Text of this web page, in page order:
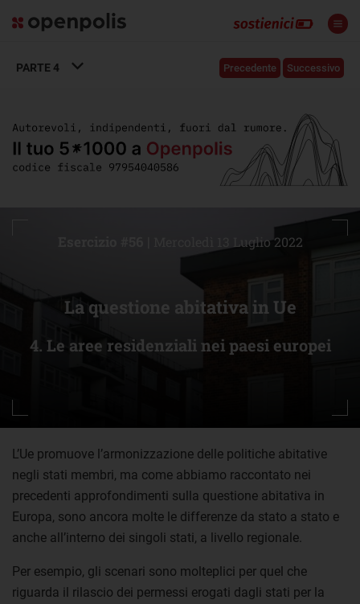
Precedente Successivo
PARTE 4
La questione abitativa in Ue
4. Le aree residenziali nei paesi europei
Mercoledì 13 Luglio 2022
L’Ue promuove l’armonizzazione delle politiche abitative
negli stati membri, ma come abbiamo raccontato nei
precedenti approfondimenti sulla questione abitativa in
Europa, sono ancora molte le differenze da stato a stato e
anche all’interno dei singoli stati, a livello regionale.
Per esempio, gli scenari sono molteplici per quel che
riguarda il rilascio dei permessi erogati dagli stati per la